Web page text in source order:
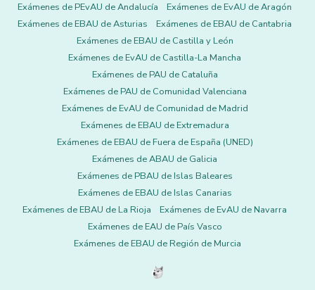
Exámenes de PEvAU de Andalucía
Exámenes de EvAU de Aragón
Exámenes de EBAU de Asturias
Exámenes de EBAU de Cantabria
Exámenes de EBAU de Castilla y León
Exámenes de EvAU de Castilla-La Mancha
Exámenes de PAU de Cataluña
Exámenes de PAU de Comunidad Valenciana
Exámenes de EvAU de Comunidad de Madrid
Exámenes de EBAU de Extremadura
Exámenes de EBAU de Fuera de España (UNED)
Exámenes de ABAU de Galicia
Exámenes de PBAU de Islas Baleares
Exámenes de EBAU de Islas Canarias
Exámenes de EBAU de La Rioja
Exámenes de EvAU de Navarra
Exámenes de EAU de País Vasco
Exámenes de EBAU de Región de Murcia